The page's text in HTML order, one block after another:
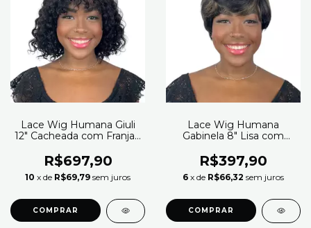
Lace Wig Humana Giuli
12" Cacheada com Franja -
R$697,90
10 x de R$69,79 sem juros
COMPRAR
Lace Wig Humana
Gabinela 8" Lisa com
R$397,90
6 x de R$66,32 sem juros
COMPRAR